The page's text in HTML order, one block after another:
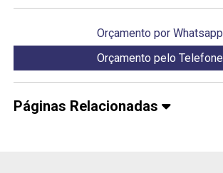
Orçamento por Whatsapp
Orçamento pelo Telefone
Páginas Relacionadas